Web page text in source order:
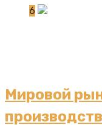
6
Мировой